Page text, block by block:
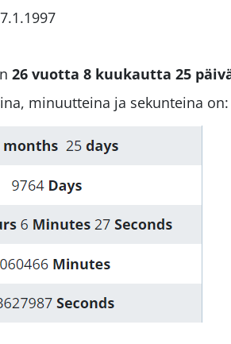
26 vuotta 8 kuukautta 25
minuutteina ja sekunteina on: